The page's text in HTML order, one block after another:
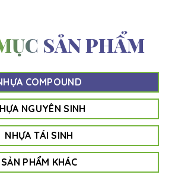
SẢN PHẨM
COMPOUND
NGUYÊN SINH
NHỰA TÁI SINH
SẢN PHẨM KHÁC